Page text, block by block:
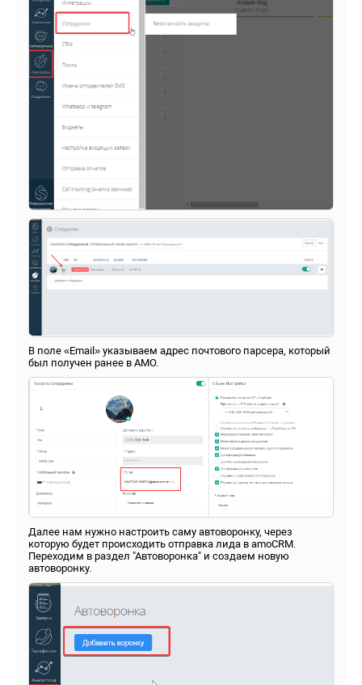
В поле «Email» указываем адрес почтового парсера, который
был получен ранее в АМО.
Далее нам нужно настроить саму автоворонку, через
которую будет происходить отправка лида в amoCRM.
Переходим в раздел "Автоворонка" и создаем новую
автоворонку.